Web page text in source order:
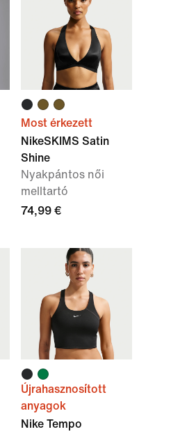
Most érkezett
NikeSKIMS Satin
Shine
Nyakpántos női
melltartó
74,99 €
Újrahasznosított
anyagok
Nike Tempo